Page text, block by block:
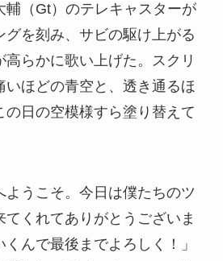
輔（Gt）のテレキャスターが
グを刻み、サビの駆け上がる
高らかに歌い上げた。スクリ
いほどの青空と、透き通るほ
の日の空模様すら塗り替えて
ようこそ。今日は僕たちのツ
くれてありがとうございま
んで最後までよろしく！」